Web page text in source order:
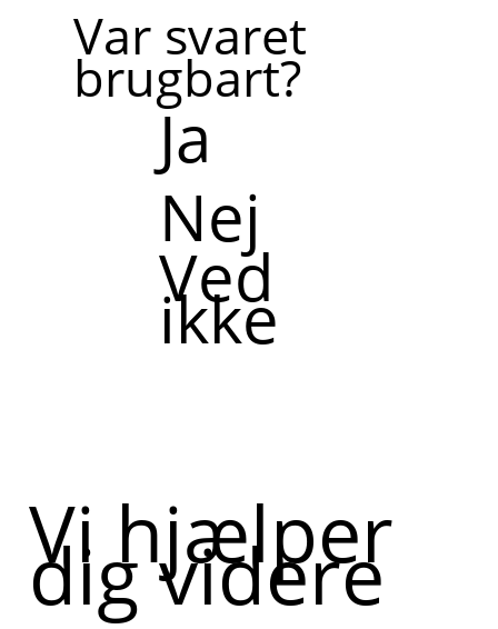
Var svaret
brugbart?
Ja
Nej
Ved
ikke
Vi hjælper
dig videre